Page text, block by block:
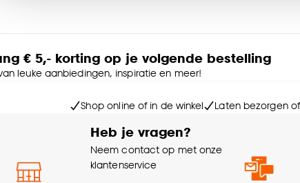
€ 5,- korting op je volgende bestelling
leuke aanbiedingen, inspiratie en meer!
Shop online of in de winkel Laten bezorgen
Heb je vragen?
Neem contact op met onze
klantenservice